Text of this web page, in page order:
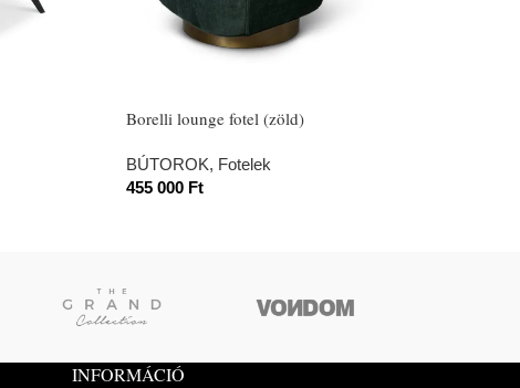
Borelli lounge fotel (zöld)
BÚTOROK, Fotelek
455 000 Ft
INFORMÁCIÓ